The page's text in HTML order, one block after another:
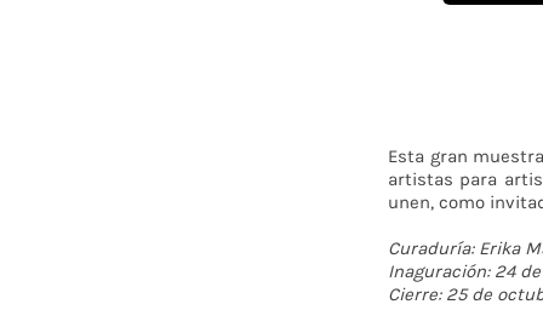
Esta gran
artistas para
unen, como
Curaduría: Erika
Inaguración: 24
Cierre: 25 de